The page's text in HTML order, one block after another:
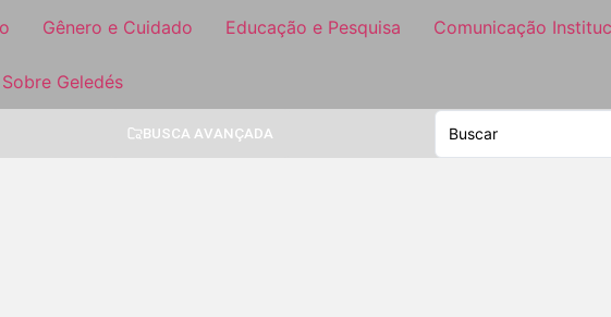
Gênero e Cuidado Educação e Pesquisa Comunicação
Sobre Geledés
BUSCA AVANÇADA